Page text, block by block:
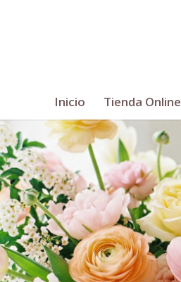
Inicio Tienda Online